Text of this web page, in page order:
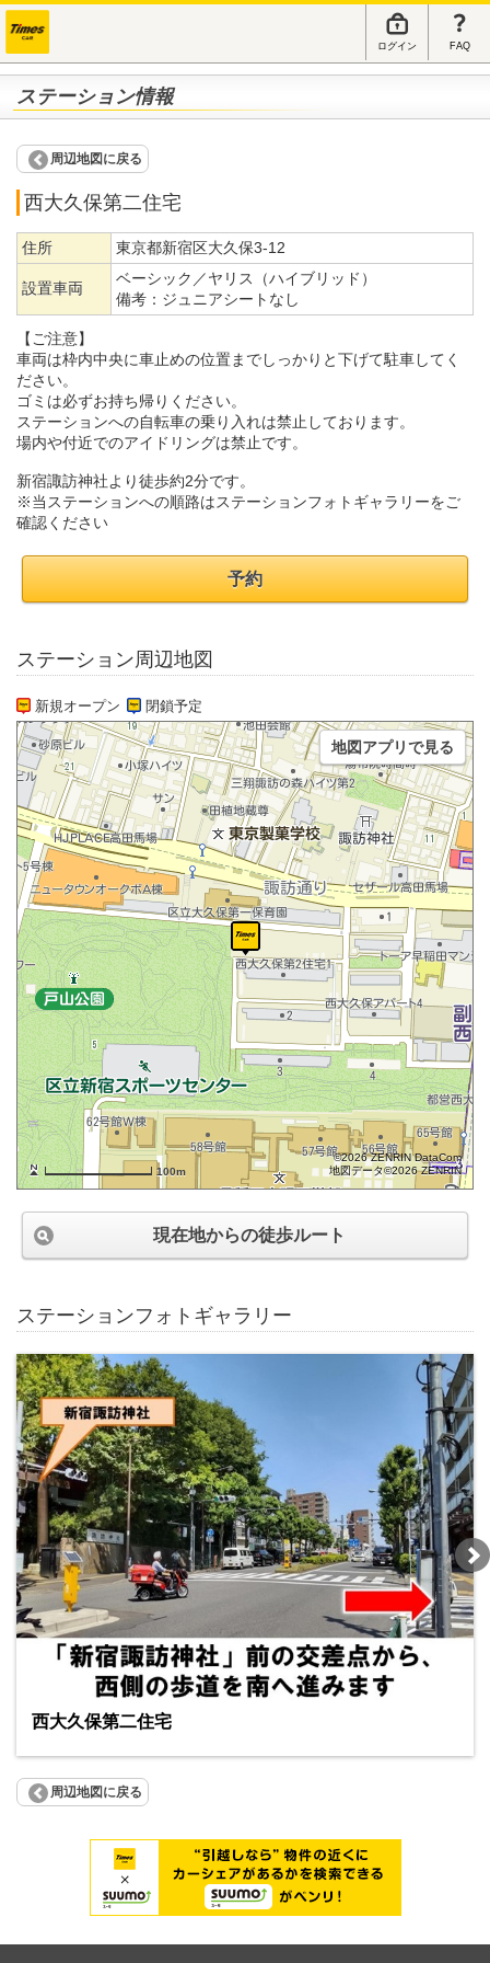
ログイン FAQ
ステーション情報
周辺地図に戻る
西大久保第二住宅
住所 東京都新宿区大久保3-12
設置車両
ベーシック／ヤリス（ハイブリッド）
備考： ジュニアシートなし
【ご注意】
車両は枠内中央に車止めの位置までしっかりと下げて駐車してく
ださい。
ゴミは必ずお持ち帰りください。
ステーションへの自転車の乗り入れは禁止しております。
場内や付近でのアイドリングは禁止です。
新宿諏訪神社より徒歩約2分です。
※当ステーションへの順路はステーションフォトギャラリーをご
確認ください
予約
ステーション周辺地図
新規オープン 閉鎖予定
100m
©2026 ZENRIN DataCom
地図データ©2026 ZENRIN
地図アプリで見る
現在地からの徒歩ルート
ステーションフォトギャラリー
西大久保第二住宅
周辺地図に戻る